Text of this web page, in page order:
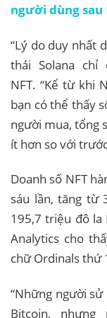
người dùng sau
“Lý do duy nhất
thái Solana
NFT. “Kể từ khi
bạn có thể thấy
người mua, tổng
ít hơn so với
Doanh số NFT
sáu lần, tăng từ
195,7 triệu đô
Analytics cho
chữ Ordinals thứ
“Những người
Bitcoin,